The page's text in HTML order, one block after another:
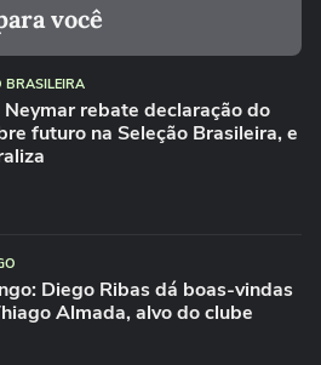
você
BRASILEIRA
rebate declaração do
futuro na Seleção Brasileira, e
Diego Ribas dá boas-vindas
Almada, alvo do clube